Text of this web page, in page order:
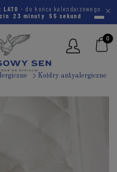
LATO - do końca kalendarzowego
23 minuty 54 sekundy
Kołdry antyalergiczne